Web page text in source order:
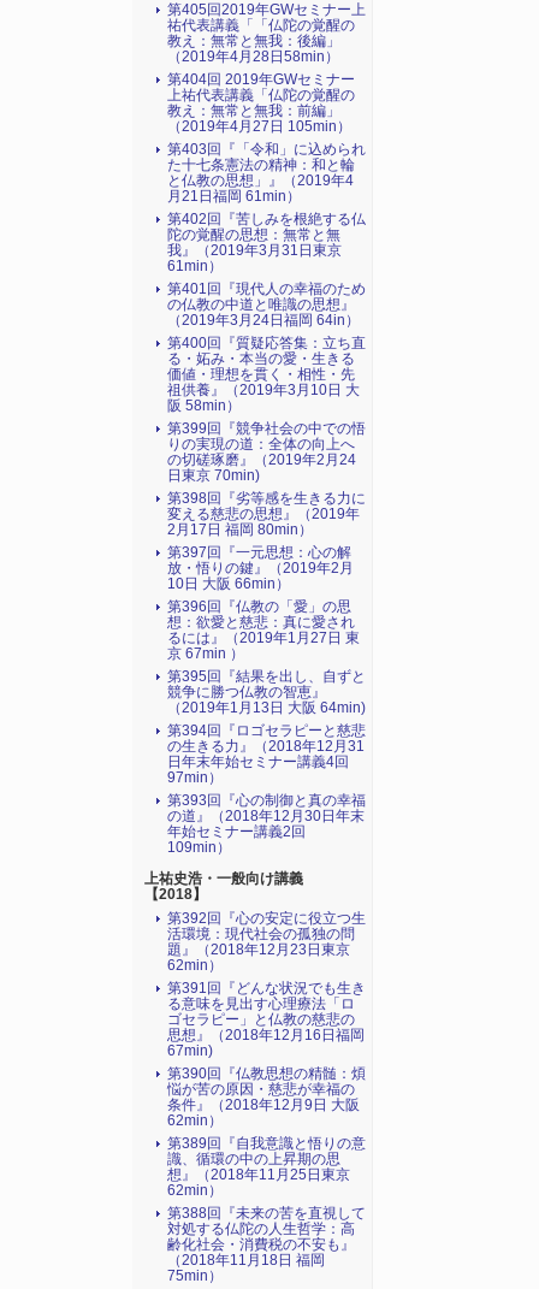
第405回2019年GWセミナー上
祐代表講義「「仏陀の覚醒の
教え：無常と無我：後編」
（2019年4月28日58min）
第404回 2019年GWセミナー
上祐代表講義「仏陀の覚醒の
教え：無常と無我：前編」
（2019年4月27日 105min）
第403回『「令和」に込められ
た十七条憲法の精神：和と輪
と仏教の思想」』（2019年4
月21日福岡 61min）
第402回『苦しみを根絶する仏
陀の覚醒の思想：無常と無
我』（2019年3月31日東京
61min）
第401回『現代人の幸福のため
の仏教の中道と唯識の思想』
（2019年3月24日福岡 64in）
第400回『質疑応答集：立ち直
る・妬み・本当の愛・生きる
価値・理想を貫く・相性・先
祖供養』（2019年3月10日 大
阪 58min）
第399回『競争社会の中での悟
りの実現の道：全体の向上へ
の切磋琢磨』（2019年2月24
日東京 70min)
第398回『劣等感を生きる力に
変える慈悲の思想』（2019年
2月17日 福岡 80min）
第397回『一元思想：心の解
放・悟りの鍵』（2019年2月
10日 大阪 66min）
第396回『仏教の「愛」の思
想：欲愛と慈悲：真に愛され
るには』（2019年1月27日 東
京 67min ）
第395回『結果を出し、自ずと
競争に勝つ仏教の智恵』
（2019年1月13日 大阪 64min)
第394回『ロゴセラピーと慈悲
の生きる力』（2018年12月31
日年末年始セミナー講義4回
97min）
第393回『心の制御と真の幸福
の道』（2018年12月30日年末
年始セミナー講義2回
109min）
上祐史浩・一般向け講義
【2018】
第392回『心の安定に役立つ生
活環境：現代社会の孤独の問
題』（2018年12月23日東京
62min）
第391回『どんな状況でも生き
る意味を見出す心理療法「ロ
ゴセラピー」と仏教の慈悲の
思想』（2018年12月16日福岡
67min)
第390回『仏教思想の精髄：煩
悩が苦の原因・慈悲が幸福の
条件』（2018年12月9日 大阪
62min）
第389回『自我意識と悟りの意
識、循環の中の上昇期の思
想』（2018年11月25日東京
62min）
第388回『未来の苦を直視して
対処する仏陀の人生哲学：高
齢化社会・消費税の不安も』
（2018年11月18日 福岡
75min）